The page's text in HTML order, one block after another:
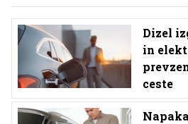
Dizel
in
ceste